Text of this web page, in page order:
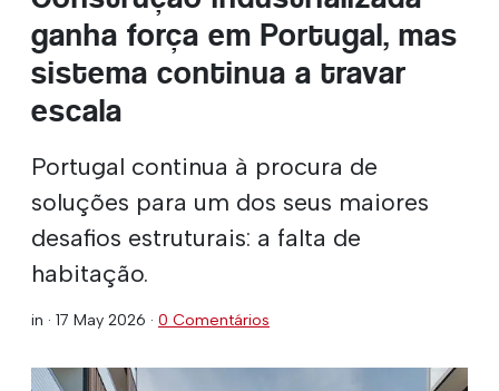
ganha força em Portugal, mas
sistema continua a travar
escala
Portugal continua à procura de
soluções para um dos seus maiores
desafios estruturais: a falta de
habitação.
in · 17 May 2026 · 0 Comentários